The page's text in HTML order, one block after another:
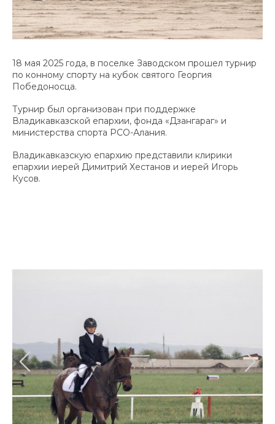
18 мая 2025 года, в поселке Заводском прошел турнир
по конному спорту на кубок святого Георгия
Победоносца.
Турнир был организован при поддержке
Владикавказской епархии, фонда «Дзангараг» и
министерства спорта РСО-Алания.
Владикавказскую епархию представили клирики
епархии иерей Димитрий Хестанов и иерей Игорь
Кусов.